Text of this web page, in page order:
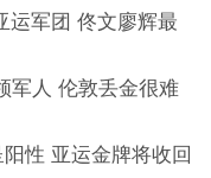
运军团 佟文廖辉最
军人 伦敦丢金很难
性 亚运金牌将收回